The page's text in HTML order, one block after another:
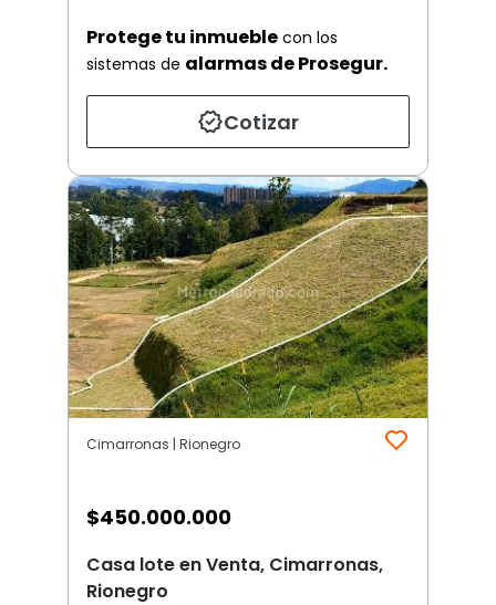
Protege tu inmueble con los
sistemas de alarmas de Prosegur.
Cotizar
Cimarronas | Rionegro
$450.000.000
Casa lote en Venta, Cimarronas,
Rionegro